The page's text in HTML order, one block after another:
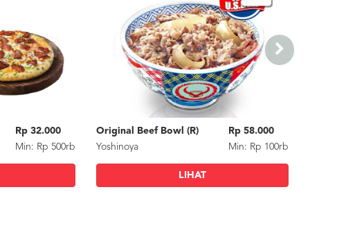
Rp 32.000
Min: Rp 500rb
Original Beef Bowl (R)
Yoshinoya
Rp 58.000
Min: Rp 100rb
LIHAT